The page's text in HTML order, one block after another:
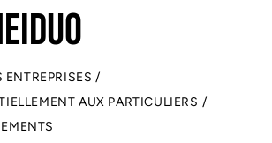
/
AUX PARTICULIERS /